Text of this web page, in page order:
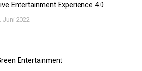
Entertainment Experience 4.0
Juni 2022
Entertainment